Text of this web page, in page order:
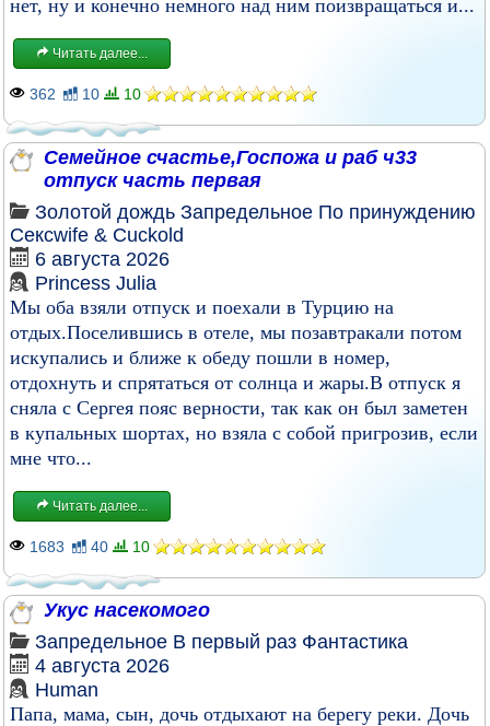
нет, ну и конечно немного над ним поизвращаться и...
Читать далее...
362 10 10
Семейное счастье,Госпожа и раб ч33
отпуск часть первая
Золотой дождь Запредельное По принуждению
Сексwife & Cuckold
6 августа 2026
Princess Julia
Мы оба взяли отпуск и поехали в Турцию на
отдых.Поселившись в отеле, мы позавтракали потом
искупались и ближе к обеду пошли в номер,
отдохнуть и спрятаться от солнца и жары.В отпуск я
сняла с Сергея пояс верности, так как он был заметен
в купальных шортах, но взяла с собой пригрозив, если
мне что...
Читать далее...
1683 40 10
Укус насекомого
Запредельное В первый раз Фантастика
4 августа 2026
Human
Папа, мама, сын, дочь отдыхают на берегу реки. Дочь